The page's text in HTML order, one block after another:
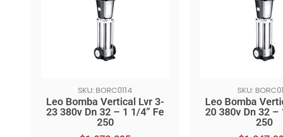
SKU: BORC0114
Leo Bomba Vertical Lvr 3-
23 380v Dn 32 – 1 1/4” Fe
250
SKU:
Leo Bomba
20 380v Dn 32 –
250